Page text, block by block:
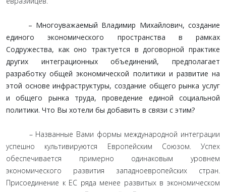
– Многоуважаемый Владимир Михайлович, создание
единого экономического пространства в рамках
Содружества, как оно трактуется в договорной практике
других интеграционных объединений, предполагает
разработку общей экономической политики и развитие на
этой основе инфраструктуры, создание общего рынка услуг
и общего рынка труда, проведение единой социальной
политики. Что Вы хотели бы добавить в связи с этим?
– Названные Вами формы международной интеграции
успешно культивируются Европейским Союзом. Успех
обеспечивается примерно одинаковым уровнем
экономического развития западноевропейских стран.
Присоединение к ЕС ряда менее развитых в экономическом